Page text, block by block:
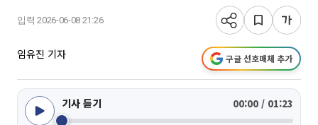
입력 2026-06-08 21:26
임유진 기자 구글 선호매체 추가
기사 듣기 00:00 / 01:23